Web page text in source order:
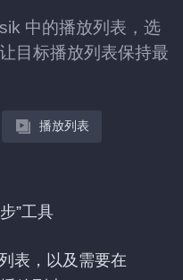
中的播放列表，选
目标播放列表保持最
播放列表
”工具
表，以及需要在